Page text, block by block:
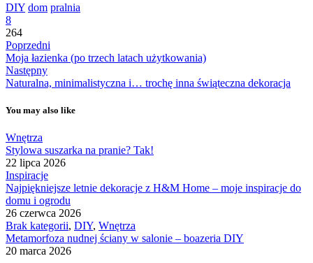
DIY dom pralnia
8
264
Poprzedni
Moja łazienka (po trzech latach użytkowania)
Następny
Naturalna, minimalistyczna i… trochę inna świąteczna dekoracja
You may also like
Wnętrza
Stylowa suszarka na pranie? Tak!
22 lipca 2026
Inspiracje
Najpiękniejsze letnie dekoracje z H&M Home – moje inspiracje do
domu i ogrodu
26 czerwca 2026
Brak kategorii, DIY, Wnętrza
Metamorfoza nudnej ściany w salonie – boazeria DIY
20 marca 2026